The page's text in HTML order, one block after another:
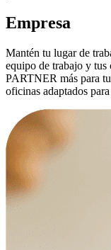
Empresa
Mantén tu lugar de
equipo de trabajo y tus
PARTNER más para
oficinas adaptados